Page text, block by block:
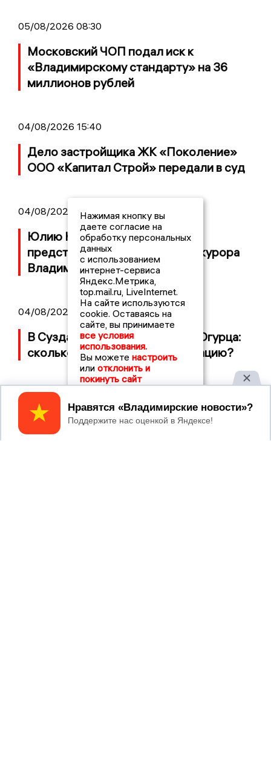
05/08/2026 08:30
Московский ЧОП подал иск к
«Владимирскому стандарту» на 36
миллионов рублей
04/08/2026 15:40
Дело застройщика ЖК «Поколение»
ООО «Капитал Строй» передали в суд
04/08/2026 11:36
Юлию Калистову официально
представили в должности прокурора
Владимирской области
04/08/2026 09:01
В Суздале прошёл Фестиваль Огурца:
сколько потратили на организацию?
ВЛАДИМИРСКИЕ
Нажимая кнопку вы
даете согласие на
обработку персональных
данных
с использованием
интернет-сервиса
Яндекс.Метрика,
top.mail.ru, LiveInternet.
На сайте используются
cookie. Оставаясь на
сайте, вы принимаете
все условия
использования.
Вы можете настроить
или отклонить и
покинуть сайт
Принять